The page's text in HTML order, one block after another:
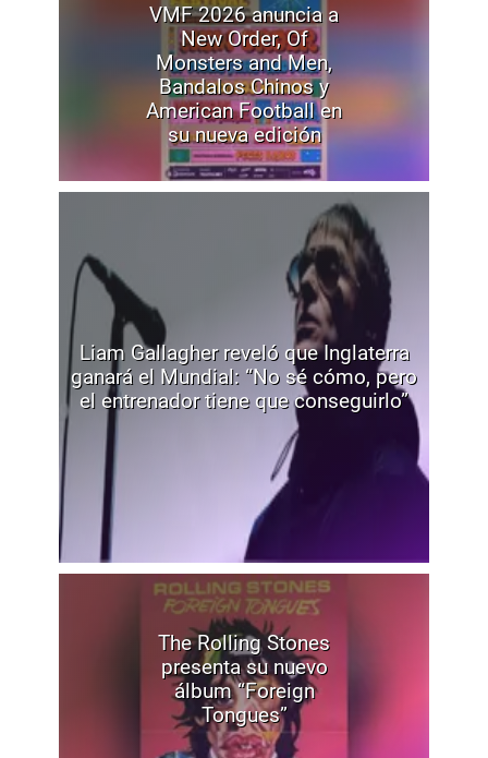
VMF 2026 anuncia a
New Order, Of
Monsters and Men,
Bandalos Chinos y
American Football en
su nueva edición
Liam Gallagher reveló que Inglaterra
ganará el Mundial: “No sé cómo, pero
el entrenador tiene que conseguirlo”
The Rolling Stones
presenta su nuevo
álbum “Foreign
Tongues”